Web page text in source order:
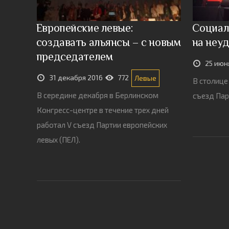
Европейские левые:
создавать альянсы – с новым
председателем
31 декабря 2016 772 Левые
В середине декабря в Берлинском
Конгресс-центре в течение трех дней
работал V съезд Партии европейских
левых (ПЕЛ).
на
25
В
съезд